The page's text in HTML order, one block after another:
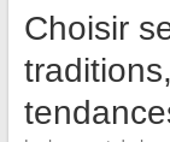
Choisir